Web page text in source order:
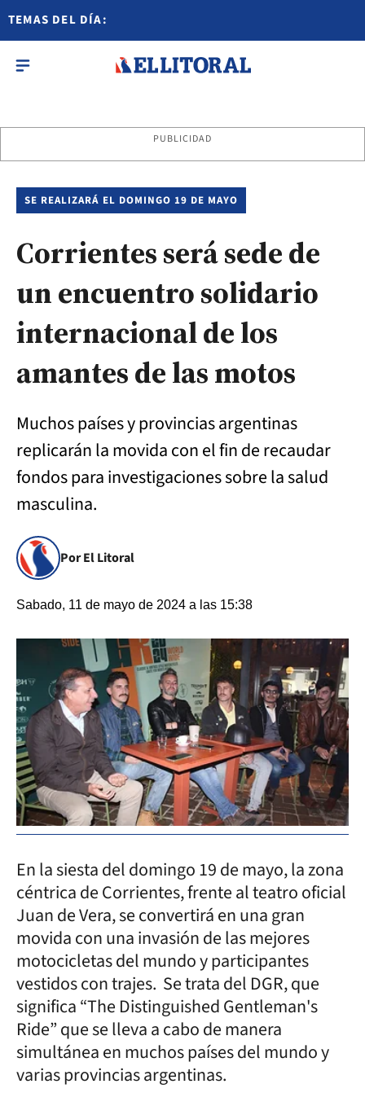
TEMAS DEL DÍA:
PUBLICIDAD
SE REALIZARÁ EL DOMINGO 19 DE MAYO
Corrientes será sede de
un encuentro solidario
internacional de los
amantes de las motos
Muchos países y provincias argentinas
replicarán la movida con el fin de recaudar
fondos para investigaciones sobre la salud
masculina.
Por El Litoral
Sabado, 11 de mayo de 2024 a las 15:38
En la siesta del domingo 19 de mayo, la zona
céntrica de Corrientes, frente al teatro oficial
Juan de Vera, se convertirá en una gran
movida con una invasión de las mejores
motocicletas del mundo y participantes
vestidos con trajes. Se trata del DGR, que
significa “The Distinguished Gentleman's
Ride” que se lleva a cabo de manera
simultánea en muchos países del mundo y
varias provincias argentinas.